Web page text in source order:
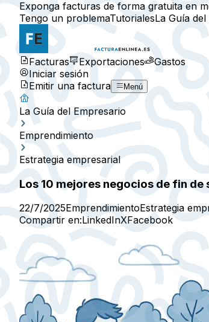
Exponga facturas de forma gratuita en
Tengo un problemaTutorialesLa Guía
Facturas Exportaciones
Gastos
Iniciar sesión
Emitir una factura
Menú
La Guía del Empresario
Emprendimiento
Estrategia empresarial
Los 10 mejores negocios de fin
22/7/2025EmprendimientoEstrategia
Compartir en:LinkedInXFacebook